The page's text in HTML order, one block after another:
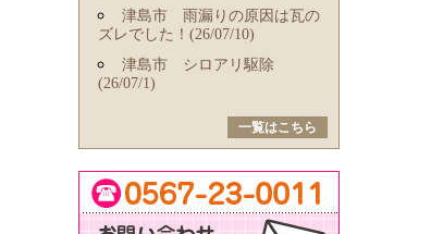
津島市 雨漏りの原因は瓦の
ズレでした！(26/07/10)
津島市 シロアリ駆除
(26/07/1)
一覧はこちら